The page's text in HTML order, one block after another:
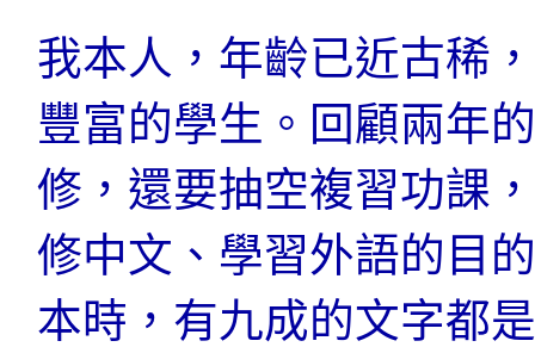
我本人，年齡已近古稀
豐富的學生。回顧兩年
修，還要抽空複習功課
修中文、學習外語的目
本時，有九成的文字都